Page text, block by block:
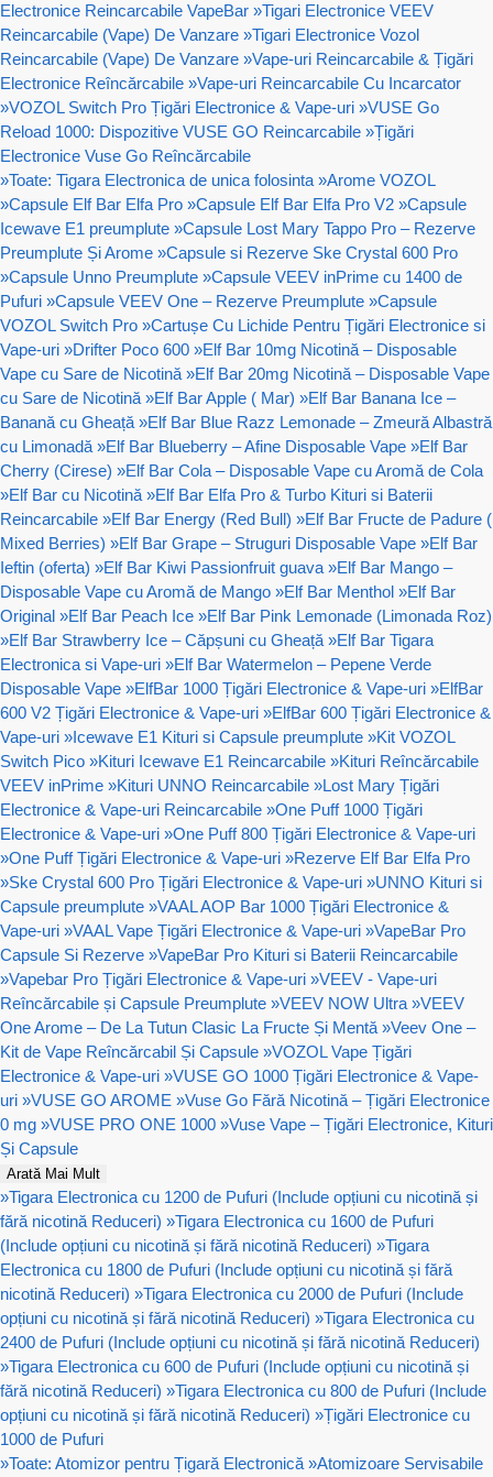
Electronice Reincarcabile VapeBar »Tigari Electronice VEEV
Reincarcabile (Vape) De Vanzare »Tigari Electronice Vozol
Reincarcabile (Vape) De Vanzare »Vape-uri Reincarcabile & Țigări
Electronice Reîncărcabile »Vape-uri Reincarcabile Cu Incarcator
»VOZOL Switch Pro Țigări Electronice & Vape-uri »VUSE Go
Reload 1000: Dispozitive VUSE GO Reincarcabile »Țigări
Electronice Vuse Go Reîncărcabile
»Toate: Tigara Electronica de unica folosinta »Arome VOZOL
»Capsule Elf Bar Elfa Pro »Capsule Elf Bar Elfa Pro V2 »Capsule
Icewave E1 preumplute »Capsule Lost Mary Tappo Pro – Rezerve
Preumplute Și Arome »Capsule si Rezerve Ske Crystal 600 Pro
»Capsule Unno Preumplute »Capsule VEEV inPrime cu 1400 de
Pufuri »Capsule VEEV One – Rezerve Preumplute »Capsule
VOZOL Switch Pro »Cartușe Cu Lichide Pentru Țigări Electronice si
Vape-uri »Drifter Poco 600 »Elf Bar 10mg Nicotină – Disposable
Vape cu Sare de Nicotină »Elf Bar 20mg Nicotină – Disposable Vape
cu Sare de Nicotină »Elf Bar Apple ( Mar) »Elf Bar Banana Ice –
Banană cu Gheață »Elf Bar Blue Razz Lemonade – Zmeură Albastră
cu Limonadă »Elf Bar Blueberry – Afine Disposable Vape »Elf Bar
Cherry (Cirese) »Elf Bar Cola – Disposable Vape cu Aromă de Cola
»Elf Bar cu Nicotină »Elf Bar Elfa Pro & Turbo Kituri si Baterii
Reincarcabile »Elf Bar Energy (Red Bull) »Elf Bar Fructe de Padure (
Mixed Berries) »Elf Bar Grape – Struguri Disposable Vape »Elf Bar
Ieftin (oferta) »Elf Bar Kiwi Passionfruit guava »Elf Bar Mango –
Disposable Vape cu Aromă de Mango »Elf Bar Menthol »Elf Bar
Original »Elf Bar Peach Ice »Elf Bar Pink Lemonade (Limonada Roz)
»Elf Bar Strawberry Ice – Căpșuni cu Gheață »Elf Bar Tigara
Electronica si Vape-uri »Elf Bar Watermelon – Pepene Verde
Disposable Vape »ElfBar 1000 Țigări Electronice & Vape-uri »ElfBar
600 V2 Țigări Electronice & Vape-uri »ElfBar 600 Țigări Electronice &
Vape-uri »Icewave E1 Kituri si Capsule preumplute »Kit VOZOL
Switch Pico »Kituri Icewave E1 Reincarcabile »Kituri Reîncărcabile
VEEV inPrime »Kituri UNNO Reincarcabile »Lost Mary Țigări
Electronice & Vape-uri Reincarcabile »One Puff 1000 Țigări
Electronice & Vape-uri »One Puff 800 Țigări Electronice & Vape-uri
»One Puff Țigări Electronice & Vape-uri »Rezerve Elf Bar Elfa Pro
»Ske Crystal 600 Pro Țigări Electronice & Vape-uri »UNNO Kituri si
Capsule preumplute »VAAL AOP Bar 1000 Țigări Electronice &
Vape-uri »VAAL Vape Țigări Electronice & Vape-uri »VapeBar Pro
Capsule Si Rezerve »VapeBar Pro Kituri si Baterii Reincarcabile
»Vapebar Pro Țigări Electronice & Vape-uri »VEEV - Vape-uri
Reîncărcabile și Capsule Preumplute »VEEV NOW Ultra »VEEV
One Arome – De La Tutun Clasic La Fructe Și Mentă »Veev One –
Kit de Vape Reîncărcabil Și Capsule »VOZOL Vape Țigări
Electronice & Vape-uri »VUSE GO 1000 Țigări Electronice & Vape-
uri »VUSE GO AROME »Vuse Go Fără Nicotină – Țigări Electronice
0 mg »VUSE PRO ONE 1000 »Vuse Vape – Țigări Electronice, Kituri
Și Capsule
Arată Mai Mult
»Tigara Electronica cu 1200 de Pufuri (Include opțiuni cu nicotină și
fără nicotină Reduceri) »Tigara Electronica cu 1600 de Pufuri
(Include opțiuni cu nicotină și fără nicotină Reduceri) »Tigara
Electronica cu 1800 de Pufuri (Include opțiuni cu nicotină și fără
nicotină Reduceri) »Tigara Electronica cu 2000 de Pufuri (Include
opțiuni cu nicotină și fără nicotină Reduceri) »Tigara Electronica cu
2400 de Pufuri (Include opțiuni cu nicotină și fără nicotină Reduceri)
»Tigara Electronica cu 600 de Pufuri (Include opțiuni cu nicotină și
fără nicotină Reduceri) »Tigara Electronica cu 800 de Pufuri (Include
opțiuni cu nicotină și fără nicotină Reduceri) »Țigări Electronice cu
1000 de Pufuri
»Toate: Atomizor pentru Țigară Electronică »Atomizoare Servisabile